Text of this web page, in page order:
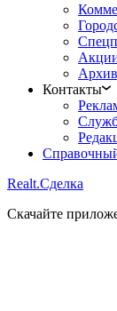
Контакты
Realt.Сделка
Скачайте